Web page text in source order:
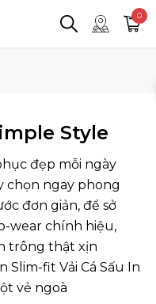
0
Style
đẹp mỗi ngày
chọn ngay phong
đơn giản, để sở
wear chính hiệu,
trông thật xịn
Slim-fit Vải Cá Sấu In
vẻ ngoà